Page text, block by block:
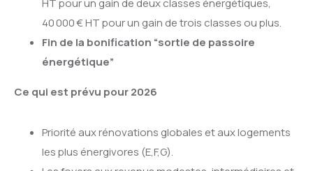
HT pour un gain de deux classes énergétiques,
40 000 € HT pour un gain de trois classes ou plus.
Fin de la bonification “sortie de passoire
énergétique”
Ce qui est prévu pour 2026
Priorité aux rénovations globales et aux logements
les plus énergivores (E,F,G).